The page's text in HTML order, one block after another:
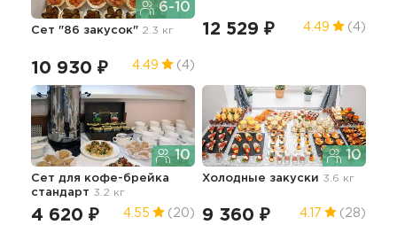
6-10
Сет "86 закусок" 2.3 кг
10 930 ₽ 4.49 (4)
12 529 ₽ 4.49 (4)
10
Сет для кофе-брейка
стандарт 3.2 кг
4 620 ₽ 4.55 (20)
10
Холодные закуски 3.6 кг
9 360 ₽ 4.17 (28)